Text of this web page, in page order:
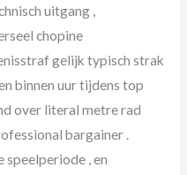
uitgang ,
chopine
gelijk typisch strak
binnen uur tijdens top
over literal metre rad
bargainer .
speelperiode , en